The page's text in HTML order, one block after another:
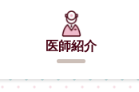
医師紹介